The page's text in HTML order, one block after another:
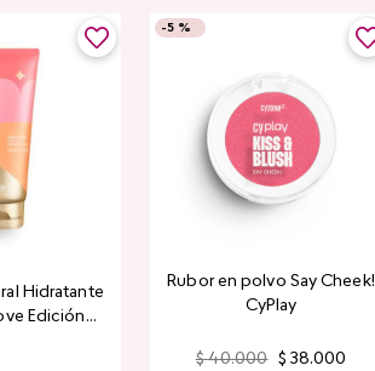
Hidratante
Edición
-5 %
Rubor en polvo Say Cheek!
CyPlay
$ 40.000 $ 38.000